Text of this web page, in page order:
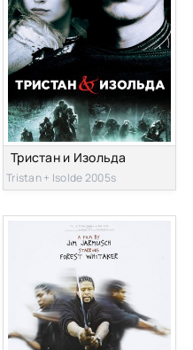
Тристан и Изольда
Tristan + Isolde 2005s